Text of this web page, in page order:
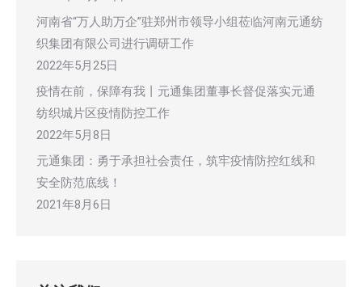
河南省“万人助万企”驻郑州市领导小组莅临河南元通纺
织集团有限公司进行调研工作
2022年5月25日
疫情在前，保障有我丨元通集团董事长督促落实元通
纺织城片区疫情防控工作
2022年5月8日
元通集团：勇于承担社会责任，筑牢疫情防控红线和
安全防范底线！
2021年8月6日